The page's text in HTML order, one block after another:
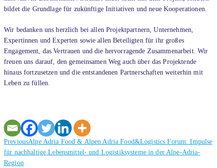
bildet die Grundlage für zukünftige Initiativen und neue Kooperationen.
Wir bedanken uns herzlich bei allen Projektpartnern, Unternehmen,
Expertinnen und Experten sowie allen Beteiligten für ihr großes
Engagement, das Vertrauen und die hervorragende Zusammenarbeit. Wir
freuen uns darauf, den gemeinsamen Weg auch über das Projektende
hinaus fortzusetzen und die entstandenen Partnerschaften weiterhin mit
Leben zu füllen.
PreviousPrevious
post:
Alpe Adria Food & Alpen Adria Food&Logistics Forum: Impulse
für nachhaltige Lebensmittel- und Logistiksysteme in der Alpe-Adria-
Region